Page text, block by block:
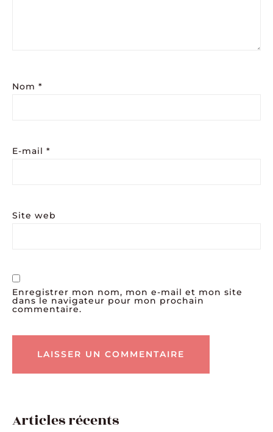
Nom *
E-mail *
Site web
Enregistrer mon nom, mon e-mail et mon site
dans le navigateur pour mon prochain
commentaire.
Articles récents